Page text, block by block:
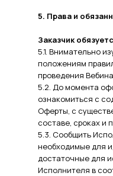
5. Права и
Заказчик
5.1. Внимательно
положениям
проведения
5.2. До момента
ознакомиться с
Оферты, с
составе, сроках и
5.3. Сообщить
необходимые для
достаточные для
Исполнителя в